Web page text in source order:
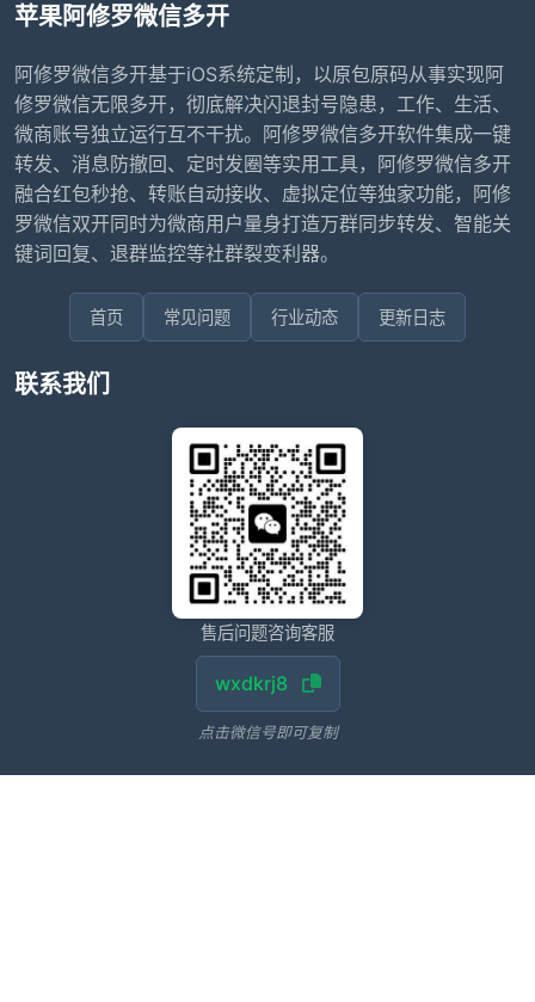
苹果阿修罗微信多开
阿修罗微信多开基于iOS系统定制，以原包原码从事实现阿
修罗微信无限多开，彻底解决闪退封号隐患，工作、生活、
微商账号独立运行互不干扰。阿修罗微信多开软件集成一键
转发、消息防撤回、定时发圈等实用工具，阿修罗微信多开
融合红包秒抢、转账自动接收、虚拟定位等独家功能，阿修
罗微信双开同时为微商用户量身打造万群同步转发、智能关
键词回复、退群监控等社群裂变利器。
首页 常见问题 行业动态 更新日志
联系我们
售后问题咨询客服
wxdkrj8
点击微信号即可复制